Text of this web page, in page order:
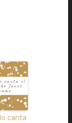
canta